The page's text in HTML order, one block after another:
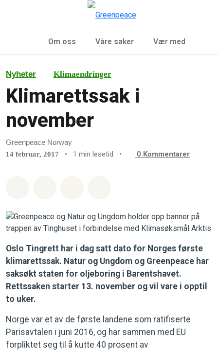
Om oss Våre saker Vær med
Nyheter Klimaendringer
Klimarettssak i
november
Greenpeace Norway
14 februar, 2017 • 1 min lesetid • 0 Kommentarer
Oslo Tingrett har i dag satt dato for Norges første
klimarettssak. Natur og Ungdom og Greenpeace har
saksøkt staten for oljeboring i Barentshavet.
Rettssaken starter 13. november og vil vare i opptil
to uker.
Norge var et av de første landene som ratifiserte
Parisavtalen i juni 2016, og har sammen med EU
forpliktet seg til å kutte 40 prosent av